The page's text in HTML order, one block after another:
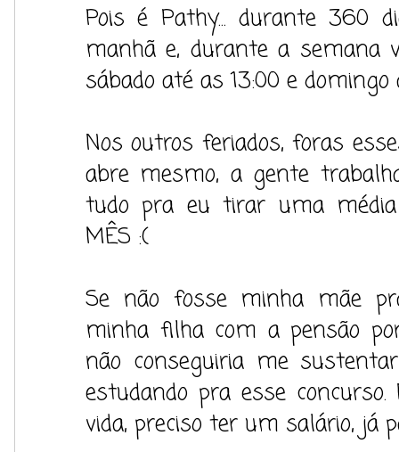
Pois é Pathy... durante 360
manhã e, durante a semana
sábado até as 13:00 e domingo
Nos outros feriados, foras
abre mesmo, a gente
tudo pra eu tirar uma média
MÊS :(
Se não fosse minha mãe
minha filha com a pensão
não conseguiria me
estudando pra esse
vida, preciso ter um salário, já